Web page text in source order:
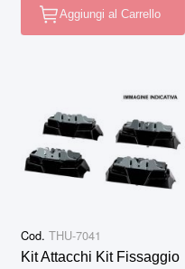
Aggiungi al Carrello
Cod. THU-7041
Kit Attacchi Kit Fissaggio